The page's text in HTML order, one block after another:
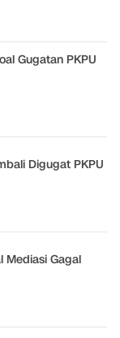
Gugatan PKPU
Digugat PKPU
Mediasi Gagal